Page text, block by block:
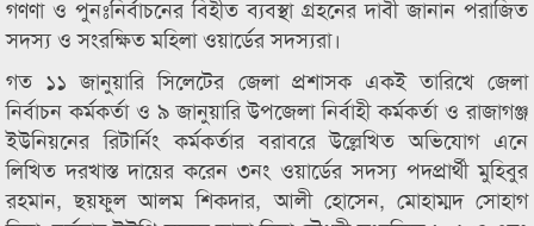
গণণা ও পুনঃনির্বাচনের বিহীত ব্যবস্থা গ্রহনের দাবী জানান পরাজিত
সদস্য ও সংরক্ষিত মহিলা ওয়ার্ডের সদস্যরা।
গত ১১ জানুয়ারি সিলেটের জেলা প্রশাসক একই তারিখে জেলা
নির্বাচন কর্মকর্তা ও ৯ জানুয়ারি উপজেলা নির্বাহী কর্মকর্তা ও রাজাগঞ্জ
ইউনিয়নের রিটার্নিং কর্মকর্তার বরাবরে উল্লেখিত অভিযোগ এনে
লিখিত দরখাস্ত দায়ের করেন ৩নং ওয়ার্ডের সদস্য পদপ্রার্থী মুহিবুর
রহমান, ছয়ফুল আলম শিকদার, আলী হোসেন, মোহাম্মদ সোহাগ